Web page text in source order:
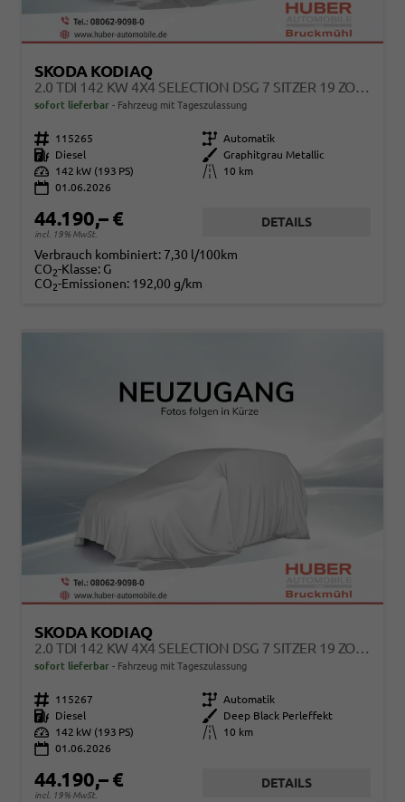
SKODA KODIAQ
2.0 TDI 142 KW 4X4 SELECTION DSG 7 SITZER 19 ZOLL AHK
sofort lieferbar Fahrzeug mit Tageszulassung
Fahrzeugnr. 115265 Getriebe Automatik
Kraftstoff
Diesel Außenfarbe
Graphitgrau Metallic
Leistung
142 kW (193 PS) Kilometerstand
10 km
01.06.2026
44.190,– €
incl. 19% MwSt.
DETAILS
Verbrauch kombiniert: 7,30 l/100km
CO2-Klasse: G
CO2-Emissionen: 192,00 g/km
SKODA KODIAQ
2.0 TDI 142 KW 4X4 SELECTION DSG 7 SITZER 19 ZOLL AHK
sofort lieferbar Fahrzeug mit Tageszulassung
Fahrzeugnr. 115267 Getriebe Automatik
Kraftstoff
Diesel Außenfarbe
Deep Black Perleffekt
Leistung
142 kW (193 PS) Kilometerstand
10 km
01.06.2026
44.190,– €
incl. 19% MwSt.
DETAILS